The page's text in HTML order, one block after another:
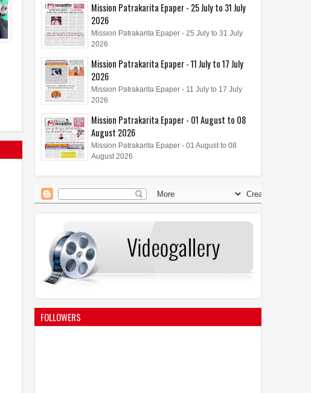
संजय मिश्रा द्वारा म्युज़िक वीडियो '
मौला ' हुआ लॉन्च,
Oct
2023
फाल्के इंडियन टेलीविजन अवार्ड्स
2023
Mission Patrakarita Epaper - 25 July to 31 July
2026
Mission Patrakarita Epaper - 25 July to 31 July
2026
Mission Patrakarita Epaper - 11 July to 17 July
2026
Mission Patrakarita Epaper - 11 July to 17 July
2026
Mission Patrakarita Epaper - 01 August to 08
August 2026
Mission Patrakarita Epaper - 01 August to 08
August 2026
FOLLOWERS